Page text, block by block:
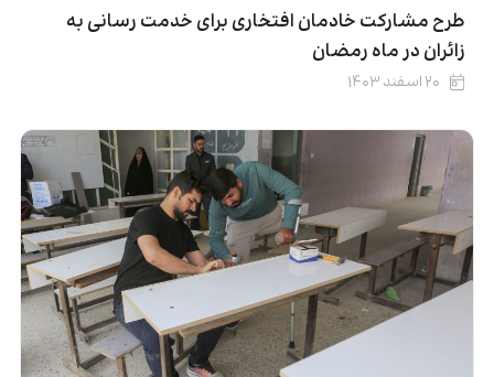
طرح مشارکت خادمان افتخاری برای خدمت رسانی به
زائران در ماه رمضان
۲۰ اسفند ۱۴۰۳